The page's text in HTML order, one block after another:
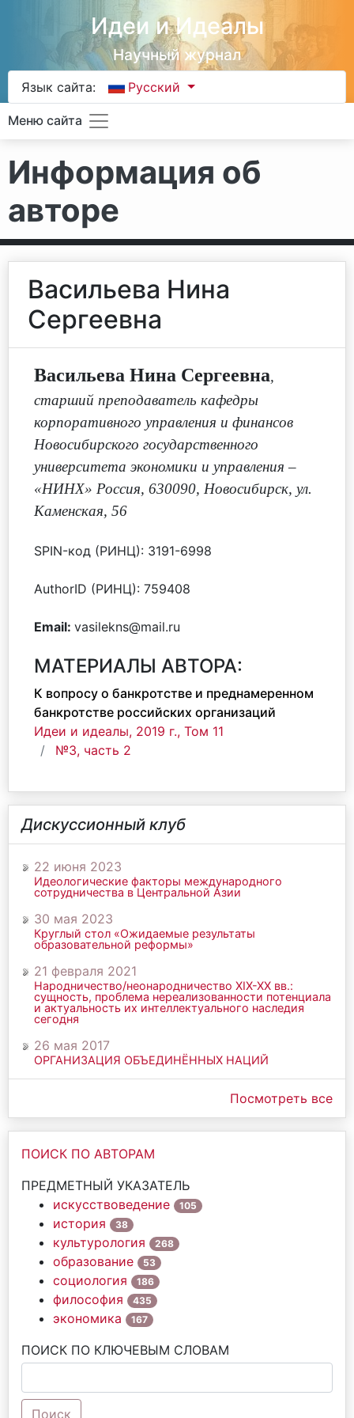
Идеи и Идеалы
Научный журнал
Язык сайта: Русский
Меню сайта
Информация об
авторе
Васильева Нина
Сергеевна
Васильева Нина Сергеевна,
старший преподаватель кафедры
корпоративного управления и финансов
Новосибирского государственного
университета экономики и управления –
«НИНХ» Россия, 630090, Новосибирск, ул.
Каменская, 56
SPIN-код (РИНЦ): 3191-6998
AuthorID (РИНЦ): 759408
Email: vasilekns@mail.ru
МАТЕРИАЛЫ АВТОРА:
К вопросу о банкротстве и преднамеренном
банкротстве российских организаций
Идеи и идеалы, 2019 г., Том 11
№3, часть 2
Дискуссионный клуб
22 июня 2023
Идеологические факторы международного
сотрудничества в Центральной Азии
30 мая 2023
Круглый стол «Ожидаемые результаты
образовательной реформы»
21 февраля 2021
Народничество/неонародничество ХIХ-ХХ вв.:
сущность, проблема нереализованности потенциала
и актуальность их интеллектуального наследия
сегодня
26 мая 2017
ОРГАНИЗАЦИЯ ОБЪЕДИНЁННЫХ НАЦИЙ
Посмотреть все
ПОИСК ПО АВТОРАМ
ПРЕДМЕТНЫЙ УКАЗАТЕЛЬ
искусствоведение
105
история 38
культурология 268
образование 53
социология 186
философия 435
экономика 167
ПОИСК ПО КЛЮЧЕВЫМ СЛОВАМ
Поиск